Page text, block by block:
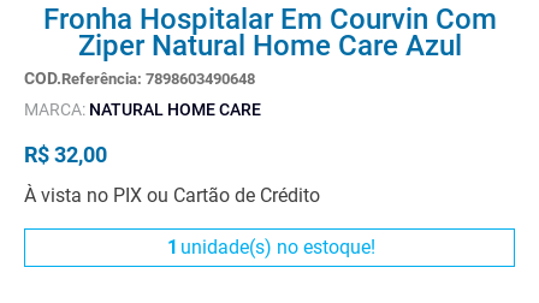
Fronha Hospitalar Em Courvin Com
Ziper Natural Home Care Azul
Referência: 7898603490648
MARCA: NATURAL HOME CARE
R$32,00
À vista no PIX ou Cartão de Crédito
1 unidade(s) no estoque!
andadores
meia compressao
3º
cadeira rodas
4º
andador
5º
cadeira rodas agile
6º
cadeira higienica
7º
munique